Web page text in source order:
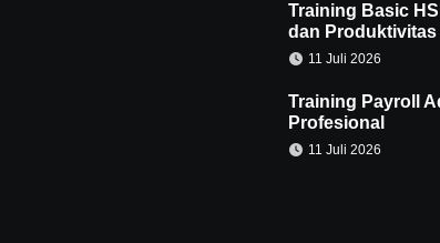
Training Basic
dan Produktivitas
11 Juli 2026
Training Payroll
Profesional
11 Juli 2026